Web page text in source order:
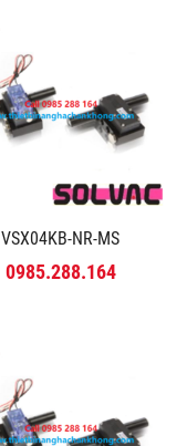
VSX04KB-NR-MS
0985.288.164